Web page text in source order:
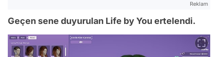
Reklam
Geçen sene duyurulan Life by You ertelendi.